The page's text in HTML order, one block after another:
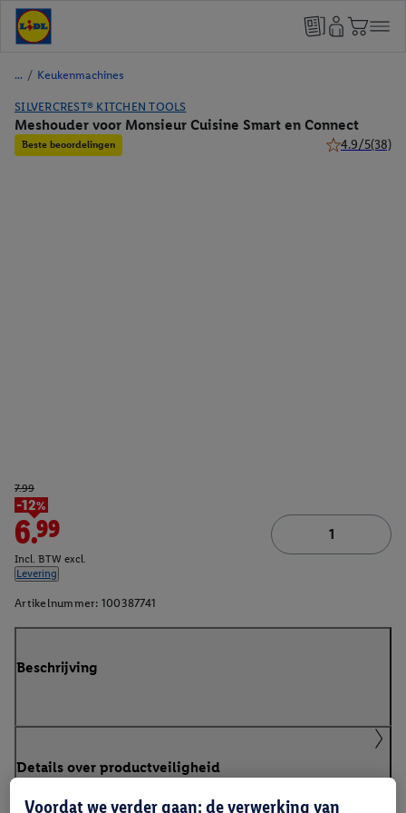
/ Keukenmachines
SILVERCREST® KITCHEN TOOLS
Meshouder voor Monsieur Cuisine Smart en Connect
Beste beoordelingen 4.9/5(38)
7.99
-12%
6.99
Incl. BTW excl.
Levering
Artikelnummer: 100387741
Beschrijving
Details over productveiligheid
Voordat we verder gaan: de verwerking van